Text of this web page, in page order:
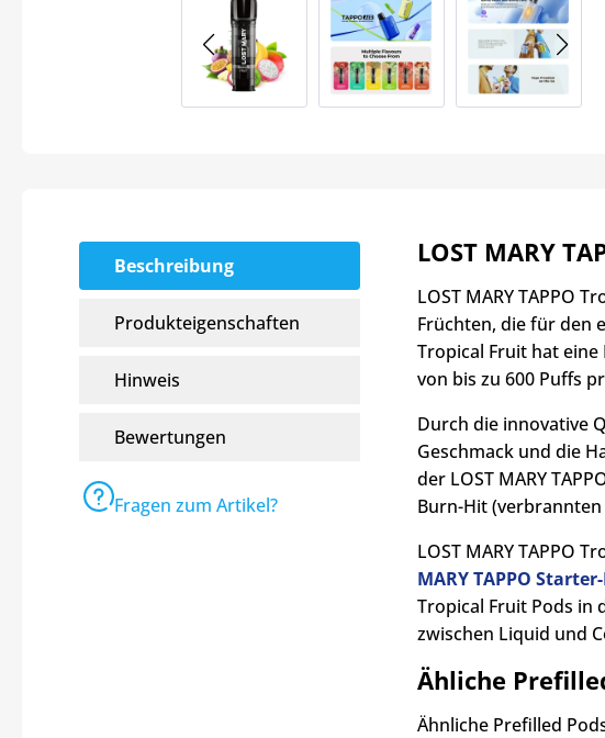
Beschreibung
Produkteigenschaften
Hinweis
Bewertungen
Fragen zum Artikel?
LOST MARY
LOST MARY TAPPO
Früchten, die für den
Tropical Fruit hat
von bis zu 600 Puffs
Durch die innovative
Geschmack und die
der LOST MARY
Burn-Hit
LOST MARY TAPPO
MARY TAPPO
Tropical Fruit Pods in
zwischen Liquid und
Ähliche
Ähnliche Prefilled